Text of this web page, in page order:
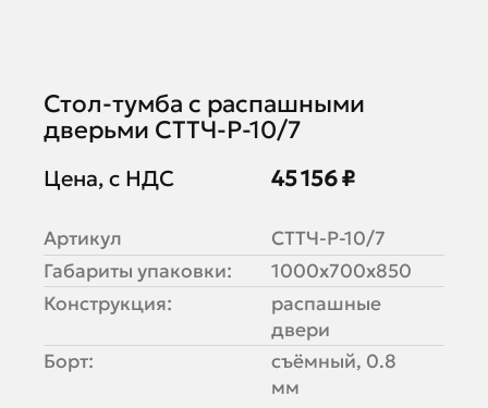
Стол-тумба с распашными
дверьми СТТЧ-Р-10/7
Цена, с НДС 45 156 ₽
Артикул
СТТЧ-Р-10/7
Габариты упаковки:
1000х700х850
Конструкция:
распашные
двери
Борт:
съёмный, 0.8
мм